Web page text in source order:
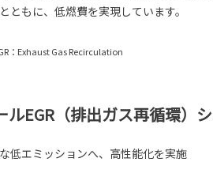
ともに、低燃費を実現しています。
：Exhaust Gas Recirculation
ルEGR（排出ガス再循環）
低エミッションへ、高性能化を実施